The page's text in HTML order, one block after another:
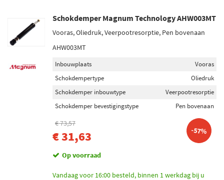
Schokdemper Magnum Technology AHW003MT
Vooras, Oliedruk, Veerpootresorptie, Pen bovenaan
AHW003MT
Inbouwplaats
Vooras
Schokdempertype
Oliedruk
Schokdemper inbouwtype
Veerpootresorptie
Schokdemper bevestigingstype
Pen bovenaan
€ 73,57
€ 31,63 -57%
Op voorraad
Vandaag voor 16:00 besteld, binnen 1 werkdag bij u